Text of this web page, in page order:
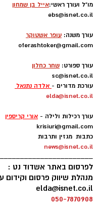
רוצה לעקוב אחרי
עקבו בפייסבוק
מו"ל ועורך ראשי:אייל בן שמחון
ebs@isnet.co.il
עורך משנה: עופר אשטוקר
oferashtoker@gmail.com
עורך ספורט: שחר כחלון
sc@isnet.co.il
עורכת מדורים - אלדה נתנאל
elda@isnet.co.il
עורך רכילות ולילה - אורי קריספין
krisiuri@gmail.com
כתבות מגזין ותרבות
news@isnet.co.il
לפרסום באתר אשדוד נט :
מנהלת שיווק פרסום וקידום
elda@isnet.co.il
050-7870908